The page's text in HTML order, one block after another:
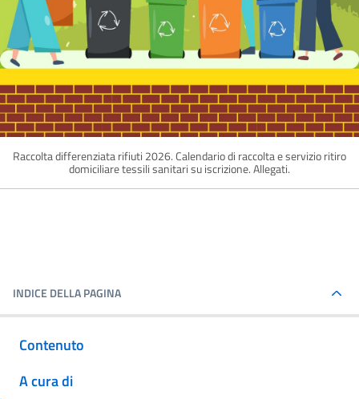
Raccolta differenziata rifiuti 2026. Calendario di raccolta e servizio ritiro
domiciliare tessili sanitari su iscrizione. Allegati.
INDICE DELLA PAGINA
Contenuto
A cura di